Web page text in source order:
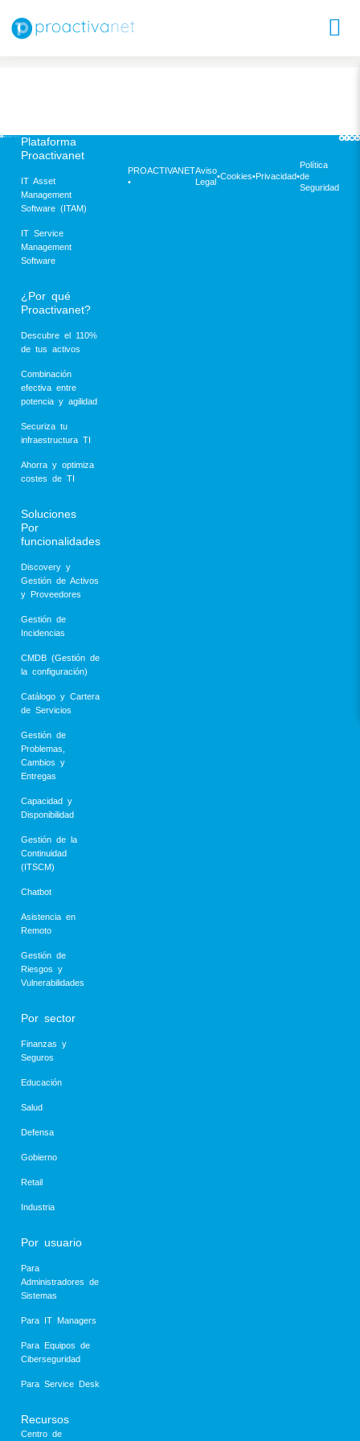
Plataforma
Proactivanet
IT Asset
Management
Software (ITAM)
IT Service
Management
Software
¿Por qué
Proactivanet?
Descubre el 110%
de tus activos
Combinación
efectiva entre
potencia y agilidad
Securiza tu
infraestructura TI
Ahorra y optimiza
costes de TI
Soluciones
Por
funcionalidades
Discovery y
Gestión de Activos
y Proveedores
Gestión de
Incidencias
CMDB (Gestión de
la configuración)
Catálogo y Cartera
de Servicios
Gestión de
Problemas,
Cambios y
Entregas
Capacidad y
Disponibilidad
Gestión de la
Continuidad
(ITSCM)
Chatbot
Asistencia en
Remoto
Gestión de
Riesgos y
Vulnerabilidades
Por sector
Finanzas y
Seguros
Educación
Salud
Defensa
Gobierno
Retail
Industria
Por usuario
Para
Administradores de
Sistemas
Para IT Managers
Para Equipos de
Ciberseguridad
Para Service Desk
Recursos
Centro de
PROACTIVANET
•
Aviso
Legal
•Cookies•Privacidad•
Política
de
Seguridad